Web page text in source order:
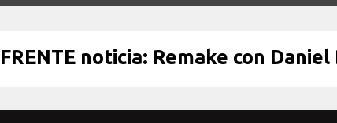
noticia: Remake con